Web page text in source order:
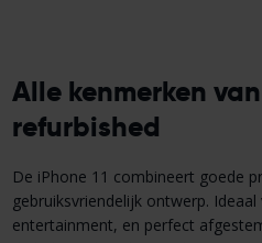
Alle kenmerken
refurbished
De iPhone 11 combineert goede
gebruiksvriendelijk ontwerp.
entertainment, en perfect